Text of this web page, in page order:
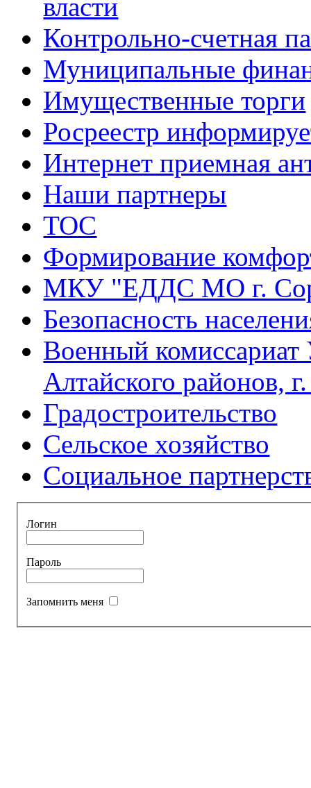
власти
Контрольно-счетная
Муниципальные
Имущественные торги
Росреестр
Интернет приемная
Наши партнеры
ТОС
Формирование
МКУ "ЕДДС МО г.
Безопасность
Военный комиссариат
Алтайского районов,
Градостроительство
Сельское хозяйство
Социальное
Логин
Пароль
Запомнить меня